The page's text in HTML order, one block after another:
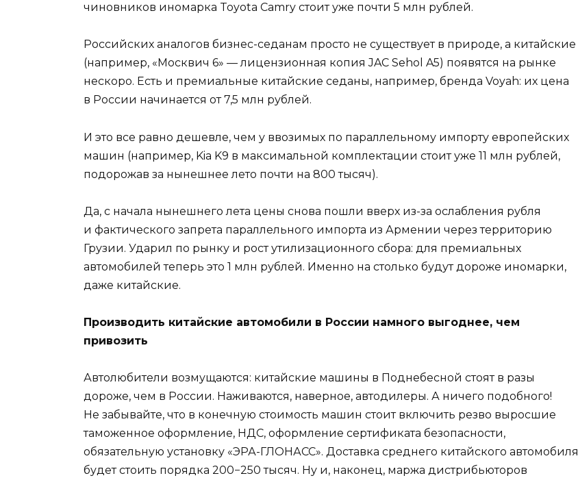
чиновников иномарка Toyota Camry стоит уже почти 5 млн рублей.
Российских аналогов бизнес-седанам просто не существует в природе, а китайские
(например, «Москвич 6» — лицензионная копия JAC Sehol A5) появятся на рынке
нескоро. Есть и премиальные китайские седаны, например, бренда Voyah: их цена
в России начинается от 7,5 млн рублей.
И это все равно дешевле, чем у ввозимых по параллельному импорту европейских
машин (например, Kia K9 в максимальной комплектации стоит уже 11 млн рублей,
подорожав за нынешнее лето почти на 800 тысяч).
Да, с начала нынешнего лета цены снова пошли вверх из-за ослабления рубля
и фактического запрета параллельного импорта из Армении через территорию
Грузии. Ударил по рынку и рост утилизационного сбора: для премиальных
автомобилей теперь это 1 млн рублей. Именно на столько будут дороже иномарки,
даже китайские.
Производить китайские автомобили в России намного выгоднее, чем
привозить
Автолюбители возмущаются: китайские машины в Поднебесной стоят в разы
дороже, чем в России. Наживаются, наверное, автодилеры. А ничего подобного!
Не забывайте, что в конечную стоимость машин стоит включить резво выросшие
таможенное оформление, НДС, оформление сертификата безопасности,
обязательную установку «ЭРА-ГЛОНАСС». Доставка среднего китайского автомобиля
будет стоить порядка 200−250 тысяч. Ну и, наконец, маржа дистрибьюторов